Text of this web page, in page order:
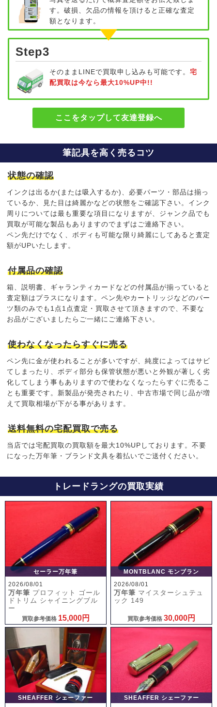
す。破損、欠品の情報を頂けると正確な査定
額となります。
Step3
そのままLINEで買取申し込みも可能です。 宅
配買取は今なら最大10%UP中!!
ここをタップして友達登録へ
筆記具を高く売るコツ
状態の確認
インクは出るか(または吸入するか)、必要パーツ・部品は揃っ
ているか、見た目は綺麗かなどの状態をご確認下さい。インク
周りについては最も重要な項目になりますが、ジャンク品でも
買取が可能な製品もありますのでまずはご連絡下さい。
ペン先だけでなく、ボディも可能な限り綺麗にしてあると査定
額がUPいたします。
付属品の確認
箱、説明書、ギャランティカードなどの付属品が揃っていると
査定額はプラス になります。ペン先やカートリッジなどのパー
ツ類のみでも1点1点査定・買取させて頂きますので、不要な
お品がございましたらご一緒にご連絡下さい。
使わなくなったらすぐに売る
ペン先に金が使われることが多いですが、純度によってはサビ
てしまったり、ボディ部分も保管状態が悪いと外観が著しく劣
化してしまう事もありますので使わなくなったらすぐに売る こ
とも重要です。新製品が発売されたり、中古市場で同じ品が増
えて買取相場が下がる事があります。
送料無料の宅配買取で売る
当店では宅配買取の買取額を最大10%UPしております。不要
になった万年筆・ブランド文具を着払いでご送付ください。
トレードラングの買取実績
セーラー万年筆
2026/08/01
万年筆 プロフィット ゴール
ドトリム シャイニングブル
ー
買取参考価格 15,000円
MONTBLANC モンブラン
2026/08/01
万年筆 マイスターシュテュ
ック 149
買取参考価格30,000円
SHEAFFER シェーファー SHEAFFER シェーファー